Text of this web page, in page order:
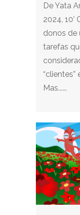
De Yata
2024,
donos de
tarefas
Mas......